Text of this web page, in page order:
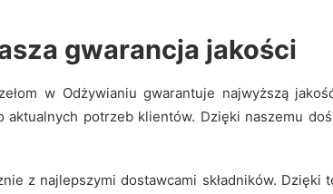
gwarancja jakości
w Odżywianiu gwarantuje najwyższą
potrzeb klientów. Dzięki naszemu
z najlepszymi dostawcami składników.